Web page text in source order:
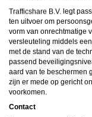
legt
ten uitvoer om
vorm van onrechtmatige
versleuteling middels
met de stand van de
passend
aard van te beschermen
zijn er mede op gericht
voorkomen.
Contact